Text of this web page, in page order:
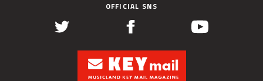
OFFICIAL SNS